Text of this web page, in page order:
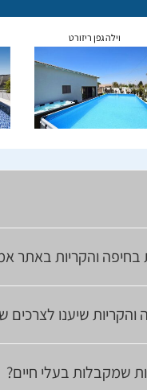
וילה גפן ריזורט
והקריות באתר
והקריות שיענו
שמקבלות בעלי חיים?